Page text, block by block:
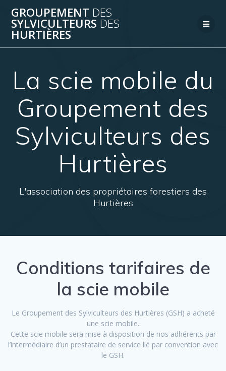
contenu
GROUPEMENT DES
SYLVICULTEURS DES
HURTIÈRES
La scie mobile du
Groupement des
Sylviculteurs des
Hurtières
L'association des propriétaires forestiers des
Hurtières
Conditions tarifaires de
la scie mobile
Le Groupement des Sylviculteurs des Hurtières (GSH) a acheté
une scie mobile.
Cette scie mobile sera mise à disposition de nos adhérents par
l’intermédiaire d’un prestataire de service lié par convention avec
le GSH.